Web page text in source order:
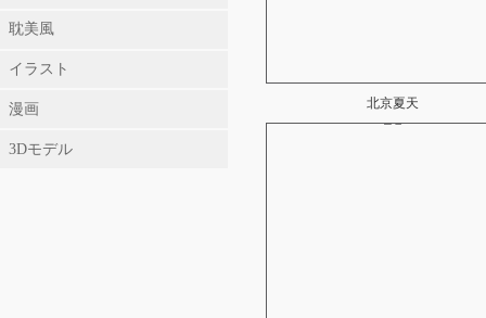
耽美風
イラスト
漫画
3Dモデル
北京夏天